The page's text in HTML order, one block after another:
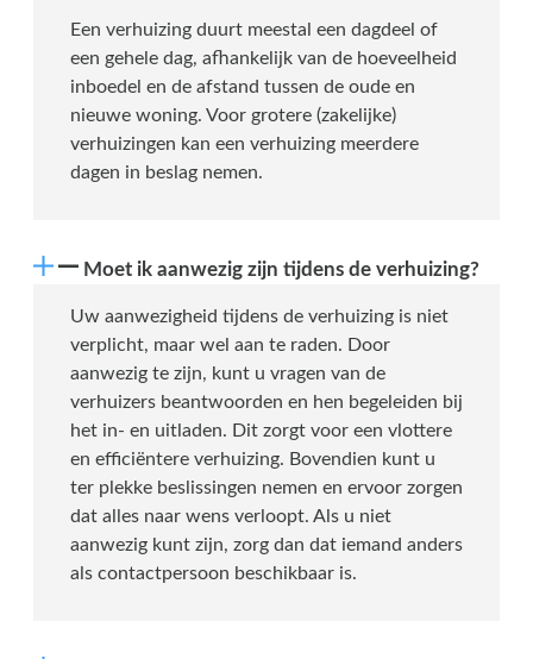
Een verhuizing duurt meestal een dagdeel of
een gehele dag, afhankelijk van de hoeveelheid
inboedel en de afstand tussen de oude en
nieuwe woning. Voor grotere (zakelijke)
verhuizingen kan een verhuizing meerdere
dagen in beslag nemen.
Moet ik aanwezig zijn tijdens de verhuizing?
Uw aanwezigheid tijdens de verhuizing is niet
verplicht, maar wel aan te raden. Door
aanwezig te zijn, kunt u vragen van de
verhuizers beantwoorden en hen begeleiden bij
het in- en uitladen. Dit zorgt voor een vlottere
en efficiëntere verhuizing. Bovendien kunt u
ter plekke beslissingen nemen en ervoor zorgen
dat alles naar wens verloopt. Als u niet
aanwezig kunt zijn, zorg dan dat iemand anders
als contactpersoon beschikbaar is.